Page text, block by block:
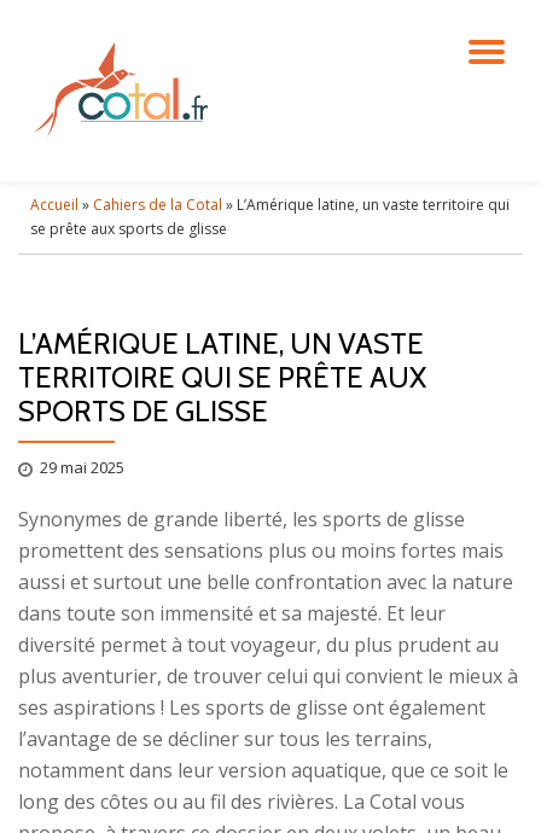
contenu
Accueil » Cahiers de la Cotal » L’Amérique latine, un vaste territoire qui
se prête aux sports de glisse
L’AMÉRIQUE LATINE, UN VASTE
TERRITOIRE QUI SE PRÊTE AUX
SPORTS DE GLISSE
29 mai 2025
Synonymes de grande liberté, les sports de glisse
promettent des sensations plus ou moins fortes mais
aussi et surtout une belle confrontation avec la nature
dans toute son immensité et sa majesté. Et leur
diversité permet à tout voyageur, du plus prudent au
plus aventurier, de trouver celui qui convient le mieux à
ses aspirations ! Les sports de glisse ont également
l’avantage de se décliner sur tous les terrains,
notamment dans leur version aquatique, que ce soit le
long des côtes ou au fil des rivières. La Cotal vous